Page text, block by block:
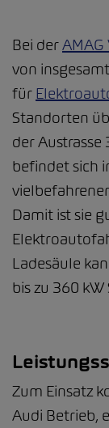
Bei derAMAG
von
für
Standorten
der
befindet sich
Damit ist sie
Ladesäule
bis zu 360
Zum Einsatz
Audi Betrieb,